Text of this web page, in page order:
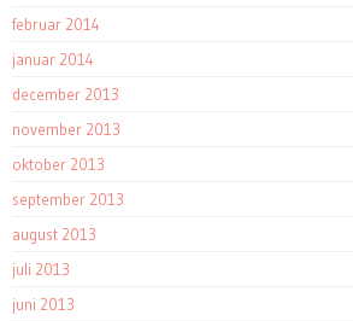
februar 2014
januar 2014
december 2013
november 2013
oktober 2013
september 2013
august 2013
juli 2013
juni 2013